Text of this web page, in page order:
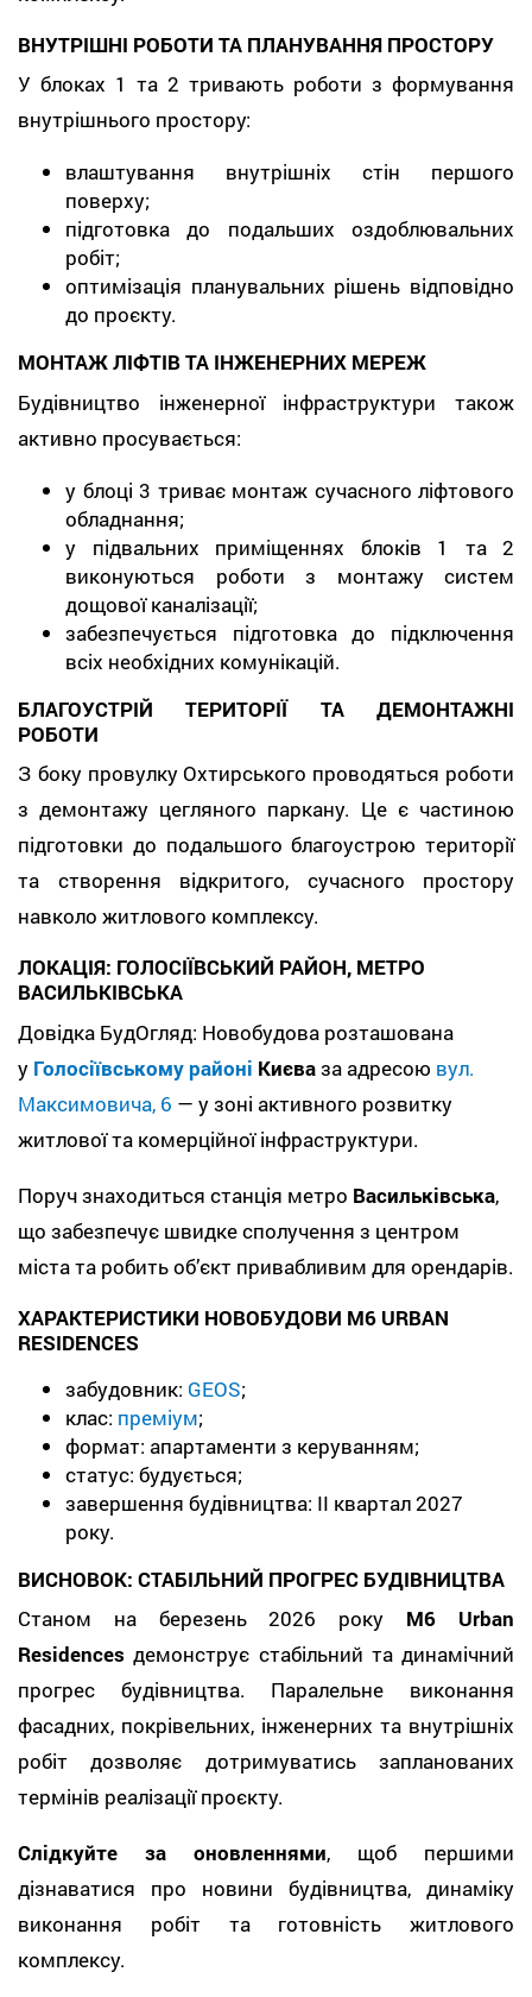
ВНУТРІШНІ РОБОТИ ТА ПЛАНУВАННЯ ПРОСТОРУ
У блоках 1 та 2 тривають роботи з формування
внутрішнього простору:
влаштування внутрішніх стін першого
поверху;
підготовка до подальших оздоблювальних
робіт;
оптимізація планувальних рішень відповідно
до проєкту.
МОНТАЖ ЛІФТІВ ТА ІНЖЕНЕРНИХ МЕРЕЖ
Будівництво інженерної інфраструктури також
активно просувається:
у блоці 3 триває монтаж сучасного ліфтового
обладнання;
у підвальних приміщеннях блоків 1 та 2
виконуються роботи з монтажу систем
дощової каналізації;
забезпечується підготовка до підключення
всіх необхідних комунікацій.
БЛАГОУСТРІЙ ТЕРИТОРІЇ ТА ДЕМОНТАЖНІ
РОБОТИ
З боку провулку Охтирського проводяться роботи
з демонтажу цегляного паркану. Це є частиною
підготовки до подальшого благоустрою території
та створення відкритого, сучасного простору
навколо житлового комплексу.
ЛОКАЦІЯ: ГОЛОСІЇВСЬКИЙ РАЙОН, МЕТРО
ВАСИЛЬКІВСЬКА
Довідка БудОгляд: Новобудова розташована
у Голосіївському районі Києваза адресою вул.
Максимовича, 6 — у зоні активного розвитку
житлової та комерційної інфраструктури.
Поруч знаходиться станція метро Васильківська,
що забезпечує швидке сполучення з центром
міста та робить об’єкт привабливим для орендарів.
ХАРАКТЕРИСТИКИ НОВОБУДОВИ M6 URBAN
RESIDENCES
забудовник: GEOS;
клас: преміум;
формат: апартаменти з керуванням;
статус: будується;
завершення будівництва: II квартал 2027
року.
ВИСНОВОК: СТАБІЛЬНИЙ ПРОГРЕС БУДІВНИЦТВА
Станом на березень 2026 року M6 Urban
Residences демонструє стабільний та динамічний
прогрес будівництва. Паралельне виконання
фасадних, покрівельних, інженерних та внутрішніх
робіт дозволяє дотримуватись запланованих
термінів реалізації проєкту.
Слідкуйте за оновленнями, щоб першими
дізнаватися про новини будівництва, динаміку
виконання робіт та готовність житлового
комплексу.